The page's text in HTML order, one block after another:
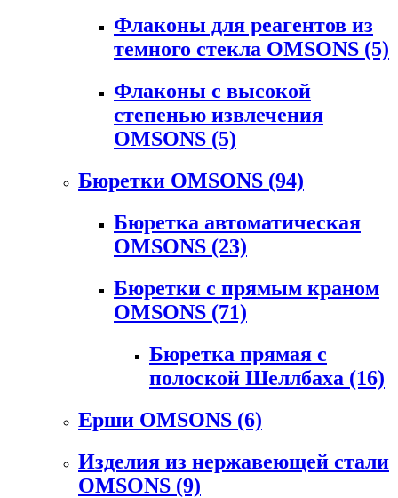
Флаконы для реагентов из
темного стекла OMSONS (5)
Флаконы с высокой
степенью извлечения
OMSONS (5)
Бюретки OMSONS (94)
Бюретка автоматическая
OMSONS (23)
Бюретки с прямым краном
OMSONS (71)
Бюретка прямая с
полоской Шеллбаха (16)
Ерши OMSONS (6)
Изделия из нержавеющей стали
OMSONS (9)